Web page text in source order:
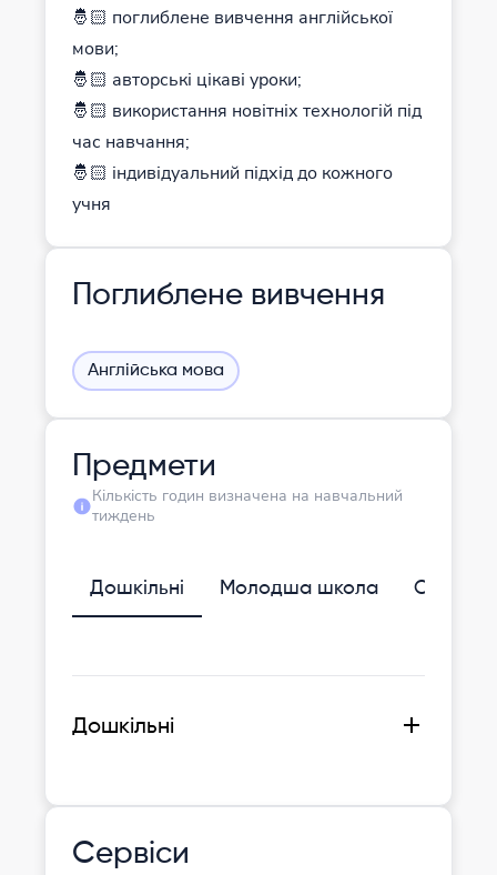
🤴🏻 поглиблене вивчення англійської
мови;
🤴🏻 авторські цікаві уроки;
🤴🏻 використання новітніх технологій під
час навчання;
🤴🏻 індивідуальний підхід до кожного
учня
Поглиблене вивчення
Англійська мова
Предмети
Кількість годин визначена на навчальний
тиждень
Дошкільні Молодша школа
Дошкільні
Сервіси